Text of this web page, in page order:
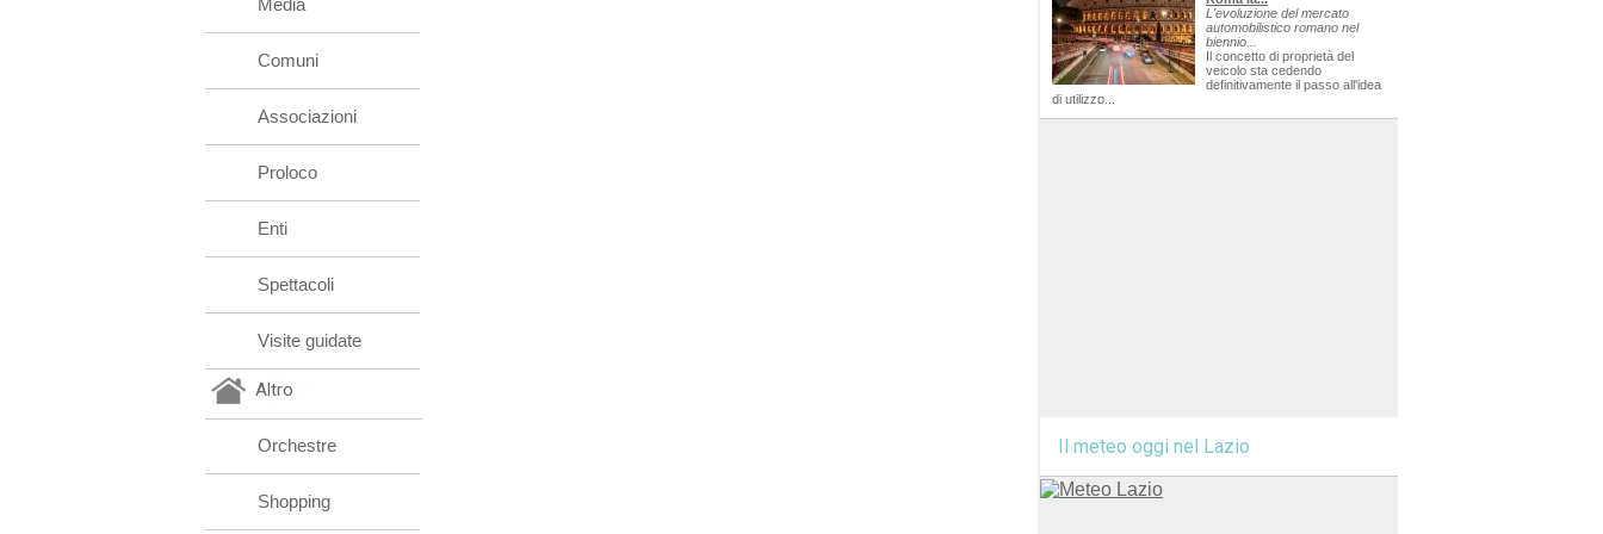
Media
Comuni
Associazioni
Proloco
Enti
Spettacoli
Visite guidate
Altro
Orchestre
Shopping
L'evoluzione del mercato
automobilistico romano nel
biennio...
Il concetto di proprietà del
veicolo sta cedendo
definitivamente il passo all'idea
di utilizzo...
Il meteo oggi nel Lazio